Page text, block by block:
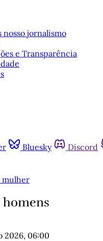
nosso jornalismo
e Transparência
Bluesky Discord
mulher
homens
2026, 06:00